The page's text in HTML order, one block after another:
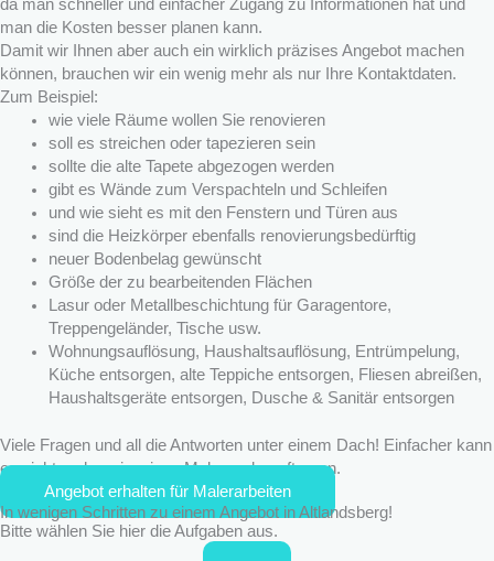
da man schneller und einfacher Zugang zu Informationen hat und
man die Kosten besser planen kann.
Damit wir Ihnen aber auch ein wirklich präzises Angebot machen
können, brauchen wir ein wenig mehr als nur Ihre Kontaktdaten.
Zum Beispiel:
wie viele Räume wollen Sie renovieren
soll es streichen oder tapezieren sein
sollte die alte Tapete abgezogen werden
gibt es Wände zum Verspachteln und Schleifen
und wie sieht es mit den Fenstern und Türen aus
sind die Heizkörper ebenfalls renovierungsbedürftig
neuer Bodenbelag gewünscht
Größe der zu bearbeitenden Flächen
Lasur oder Metallbeschichtung für Garagentore,
Treppengeländer, Tische usw.
Wohnungsauflösung, Haushaltsauflösung, Entrümpelung,
Küche entsorgen, alte Teppiche entsorgen, Fliesen abreißen,
Haushaltsgeräte entsorgen, Dusche & Sanitär entsorgen
Viele Fragen und all die Antworten unter einem Dach! Einfacher kann
es nicht mehr sein, einen Maler zu beauftragen.
Angebot erhalten für Malerarbeiten
In wenigen Schritten zu einem Angebot in Altlandsberg!
Bitte wählen Sie hier die Aufgaben aus.